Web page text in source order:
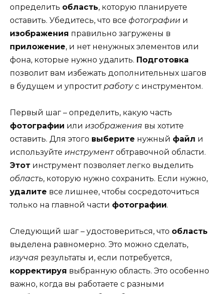
определить область, которую планируете
оставить. Убедитесь, что все фотографии и
изображения правильно загружены в
приложение, и нет ненужных элементов или
фона, которые нужно удалить. Подготовка
позволит вам избежать дополнительных шагов
в будущем и упростит работус инструментом.
Первый шаг – определить, какую часть
фотографии или изображения вы хотите
оставить. Для этого выберите нужный файл и
используйте инструментобтравочной области.
Этот инструмент позволяет легко выделить
область, которую нужно сохранить. Если нужно,
удалите все лишнее, чтобы сосредоточиться
только на главной части фотографии.
Следующий шаг – удостовериться, что область
выделена равномерно. Это можно сделать,
изучая результаты и, если потребуется,
корректируя выбранную область. Это особенно
важно, когда вы работаете с разными